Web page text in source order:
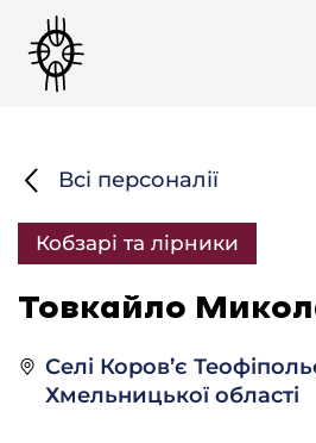
Всі персоналії
Кобзарі та лірники
Товкайло
Селі Коров’є
Хмельницької області